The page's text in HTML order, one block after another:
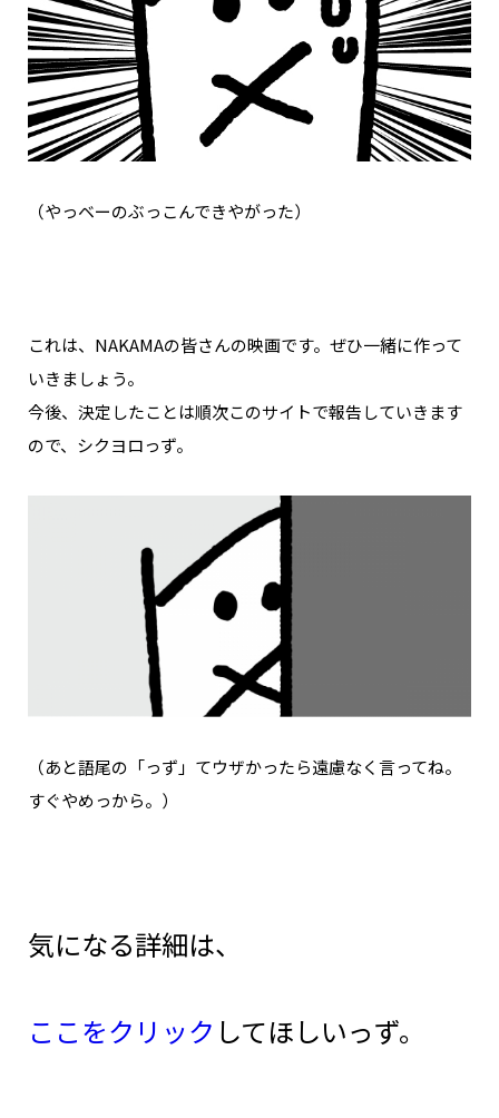
（やっベーのぶっこんできやがった）
これは、NAKAMAの皆さんの映画です。ぜひ一緒に作って
いきましょう。
今後、決定したことは順次このサイトで報告していきます
ので、シクヨロっず。
（あと語尾の「っず」てウザかったら遠慮なく言ってね。
すぐやめっから。）
気になる詳細は、
ここをクリック してほしいっず。